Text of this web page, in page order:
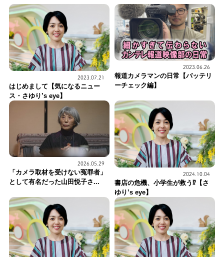
2023.07.21
はじめまして【気になるニュー
ス・さゆり’s eye】
2023.06.26
報道カメラマンの日常【バッテリ
ーチェック編】
2026.05.29
「カメラ取材を受けない冤罪者」
として有名だった山田悦子さ...
2024.10.04
書店の危機、小学生が救う⁉【さ
ゆり’s eye】